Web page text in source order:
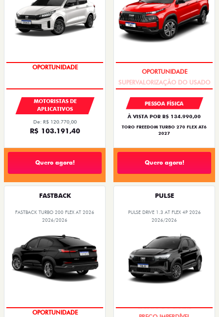
OPORTUNIDADE
MOTORISTAS DE
APLICATIVOS
De: R$ 120.770,00
R$ 103.191,40
Quero agora!
PESSOA FÍSICA
À VISTA POR R$ 134.990,00
TORO FREEDOM TURBO 270 FLEX AT6
2027
Quero agora!
FASTBACK
FASTBACK TURBO 200 FLEX AT 2026
2026/2026
OPORTUNIDADE
PULSE
PULSE DRIVE 1.3 AT FLEX 4P 2026
2026/2026
O SUV AUTOMÁTICO MAIS